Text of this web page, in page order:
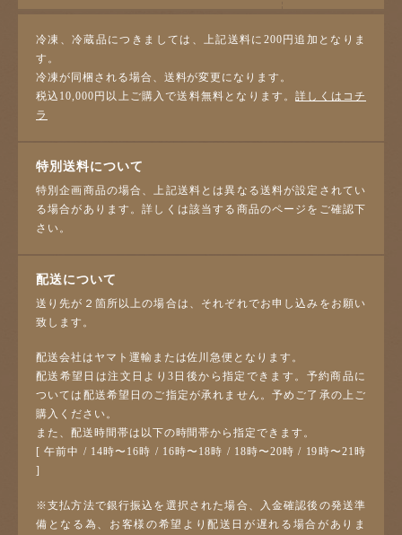
冷凍、冷蔵品につきましては、上記送料に200円追加となりま
す。
冷凍が同梱される場合、送料が変更になります。
税込10,000円以上ご購入で送料無料となります。詳しくはコチ
ラ
特別送料について
特別企画商品の場合、上記送料とは異なる送料が設定されてい
る場合があります。詳しくは該当する商品のページをご確認下
さい。
配送について
送り先が２箇所以上の場合は、それぞれでお申し込みをお願い
致します。
配送会社はヤマト運輸または佐川急便となります。
配送希望日は注文日より3日後から指定できます。予約商品に
ついては配送希望日のご指定が承れません。予めご了承の上ご
購入ください。
また、配送時間帯は以下の時間帯から指定できます。
[ 午前中 / 14時〜16時 / 16時〜18時 / 18時〜20時 / 19時〜21時
]
※支払方法で銀行振込を選択された場合、入金確認後の発送準
備となる為、お客様の希望より配送日が遅れる場合がありま